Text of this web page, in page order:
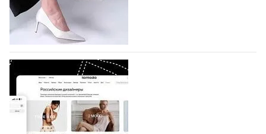
по 1 октября, уже подано 1047 заявок. Примерно
половину из них (494) прислали дизайнеры,
коллекции которых не были представлены в…
07.08.2026 759
BALLINA представит свои новинки на Euro
Shoes
Компания BALLINA Guangzhou Lihuang Footwear
Co., Ltd., основанная в 2011 году и расположенная в